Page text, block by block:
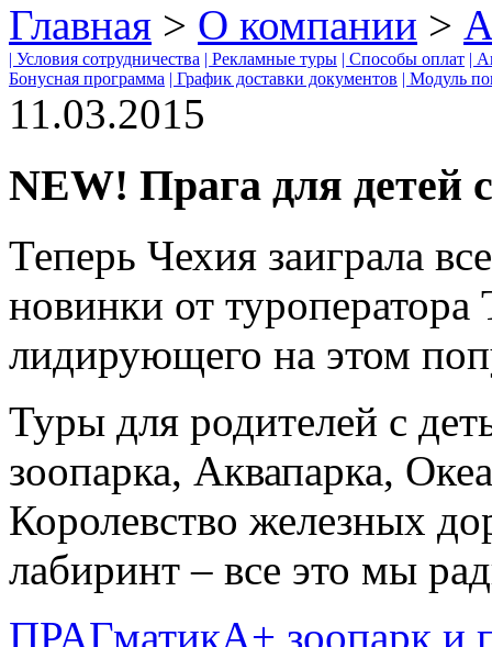
Главная > О компании >
| Условия сотрудничества | Рекламные туры | Способы оплат |
Бонусная программа | График доставки документов | Модуль
11.03.2015
NEW! Прага для детей
Теперь Чехия заиграла
новинки от туроператора
лидирующего на этом
Туры для родителей с
зоопарка, Аквапарка,
Королевство железных
лабиринт – все это мы
ПРАГматикА+ зоопарк и